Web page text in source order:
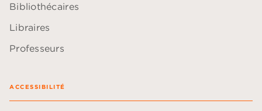
Bibliothécaires
Libraires
Professeurs
ACCESSIBILITÉ